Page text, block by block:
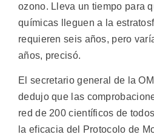
ozono. Lleva un tiempo para
químicas lleguen a la
requieren seis años, pero
años, precisó.
El secretario general de la
dedujo que las
red de 200 científicos de
la eficacia del Protocolo de